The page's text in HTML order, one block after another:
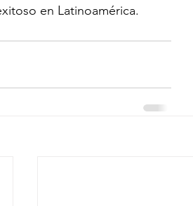
en Latinoamérica.